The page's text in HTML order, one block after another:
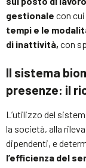
gestionale con
tempi e le
di inattività, con
Il sistema
presenze: il
L’utilizzo del
la società, alla
dipendenti, e
l’efficienza del